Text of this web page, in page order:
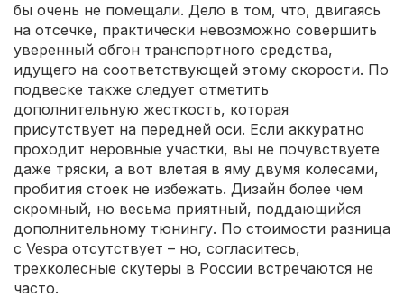
бы очень не помещали. Дело в том, что, двигаясь
на отсечке, практически невозможно совершить
уверенный обгон транспортного средства,
идущего на соответствующей этому скорости. По
подвеске также следует отметить
дополнительную жесткость, которая
присутствует на передней оси. Если аккуратно
проходит неровные участки, вы не почувствуете
даже тряски, а вот влетая в яму двумя колесами,
пробития стоек не избежать. Дизайн более чем
скромный, но весьма приятный, поддающийся
дополнительному тюнингу. По стоимости разница
с Vespa отсутствует – но, согласитесь,
трехколесные скутеры в России встречаются не
часто.